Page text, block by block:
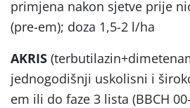
primjena nakon sjetve prije
(pre-em); doza 1,5-2 l/ha
AKRIS
jednogodišnji uskolisni i
em ili do faze 3 lista (BBCH